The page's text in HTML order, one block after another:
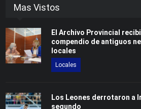
Mas Vistos
El Archivo Provincial
compendio de antiguos
locales
Locales
Los Leones derrotaron a
segundo